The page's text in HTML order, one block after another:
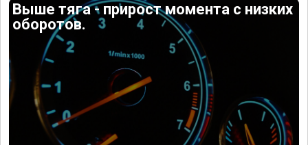
Выше тяга - прирост момента с низких
оборотов.